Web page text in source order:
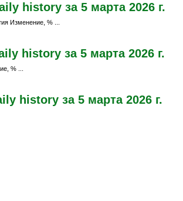
history за 5 марта 2026 г.
Изменение, % ...
history за 5 марта 2026 г.
% ...
history за 5 марта 2026 г.